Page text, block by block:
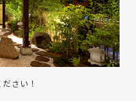
さい！